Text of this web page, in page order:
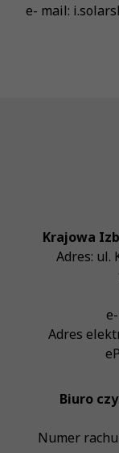
e- mail:
Krajowa
Adres: ul.
Adres
Biuro
Numer